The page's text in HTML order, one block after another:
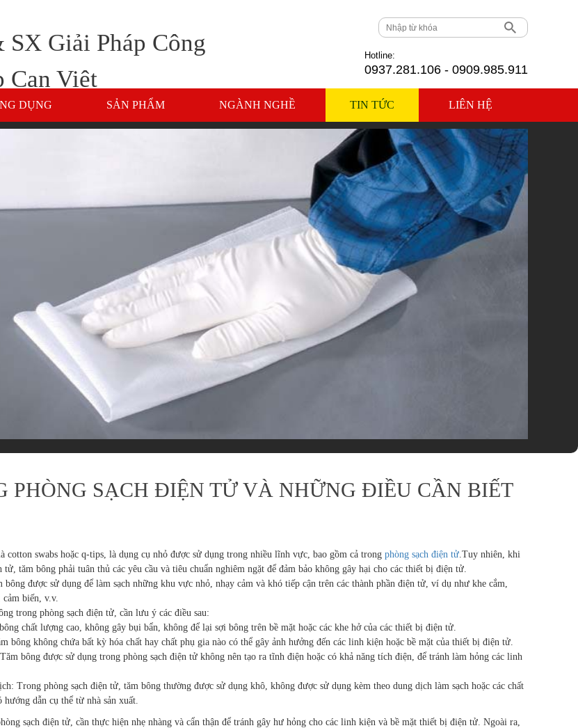
Giải Pháp Công
Can Việt
Hotline:
0937.281.106 - 0909.985.911
DỤNG SẢN PHẨM NGÀNH NGHỀ TIN TỨC LIÊN HỆ
PHÒNG SẠCH ĐIỆN TỬ VÀ NHỮNG ĐIỀU CẦN BIẾT
cotton swabs hoặc q-tips, là dụng cụ nhỏ được sử dụng trong nhiều lĩnh vực, bao gồm cả trong phòng sạch điện tử.Tuy nhiên, khi
tử, tăm bông phải tuân thủ các yêu cầu và tiêu chuẩn nghiêm ngặt để đảm bảo không gây hại cho các thiết bị điện tử.
bông được sử dụng để làm sạch những khu vực nhỏ, nhạy cảm và khó tiếp cận trên các thành phần điện tử, ví dụ như khe cắm,
biến, v.v.
trong phòng sạch điện tử, cần lưu ý các điều sau:
chất lượng cao, không gây bụi bẩn, không để lại sợi bông trên bề mặt hoặc các khe hở của các thiết bị điện tử.
bông không chứa bất kỳ hóa chất hay chất phụ gia nào có thể gây ảnh hưởng đến các linh kiện hoặc bề mặt của thiết bị điện tử.
bông được sử dụng trong phòng sạch điện tử không nên tạo ra tĩnh điện hoặc có khả năng tích điện, để tránh làm hỏng các linh
Trong phòng sạch điện tử, tăm bông thường được sử dụng khô, không được sử dụng kèm theo dung dịch làm sạch hoặc các chất
dẫn cụ thể từ nhà sản xuất.
sạch điện tử, cần thực hiện nhẹ nhàng và cẩn thận để tránh gây hư hỏng cho các linh kiện và bề mặt thiết bị điện tử. Ngoài ra,